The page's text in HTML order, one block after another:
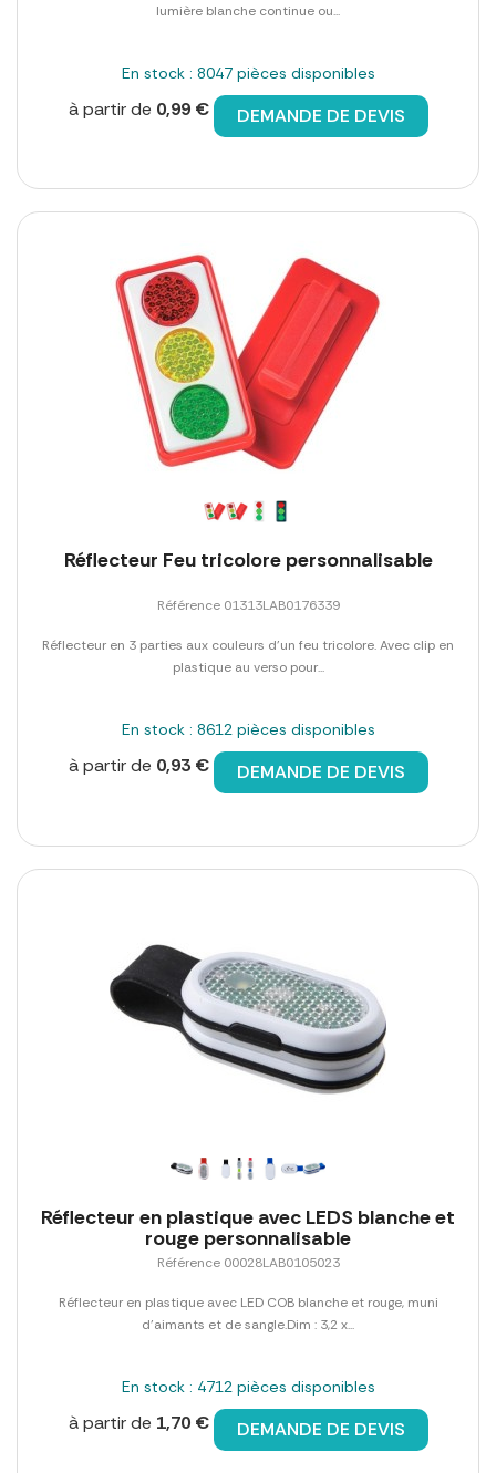
lumière blanche continue ou...
En stock : 8047 pièces disponibles
à partir de 0,99 € DEMANDE DE DEVIS
Réflecteur Feu tricolore personnalisable
Référence 01313LAB0176339
Réflecteur en 3 parties aux couleurs d'un feu tricolore. Avec clip en
plastique au verso pour...
En stock : 8612 pièces disponibles
à partir de 0,93 € DEMANDE DE DEVIS
Réflecteur en plastique avec LEDS blanche et
rouge personnalisable
Référence 00028LAB0105023
Réflecteur en plastique avec LED COB blanche et rouge, muni
d'aimants et de sangle.Dim : 3,2 x...
En stock : 4712 pièces disponibles
à partir de 1,70 € DEMANDE DE DEVIS